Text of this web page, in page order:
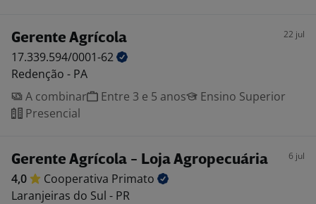
Gerente Agrícola 22 jul
17.339.594/0001-62
Redenção - PA
A combinar
Entre 3 e 5 anos
Ensino Superior
Presencial
Gerente Agrícola - Loja Agropecuária 6 jul
4,0 Cooperativa Primato
Laranjeiras do Sul - PR